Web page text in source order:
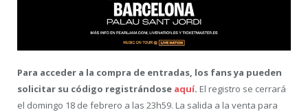
Para acceder a la compra de entradas, los fans ya pueden
solicitar su código registrándose aquí. El registro se cerrará
el domingo 18 de febrero a las 23h59. La salida a la venta para